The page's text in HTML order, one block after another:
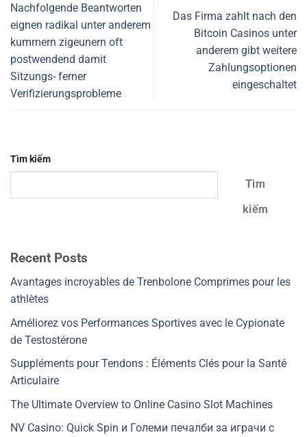
Nachfolgende Beantworten
eignen radikal unter anderem
kummern zigeunern oft
postwendend damit
Sitzungs- ferner
Verifizierungsprobleme
Das Firma zahlt nach den
Bitcoin Casinos unter
anderem gibt weitere
Zahlungsoptionen
eingeschaltet
Tìm kiếm
Tìm
kiếm
Recent Posts
Avantages incroyables de Trenbolone Comprimes pour les
athlètes
Améliorez vos Performances Sportives avec le Cypionate
de Testostérone
Suppléments pour Tendons : Éléments Clés pour la Santé
Articulaire
The Ultimate Overview to Online Casino Slot Machines
NV Casino: Quick Spin и Големи печалби за играчи с